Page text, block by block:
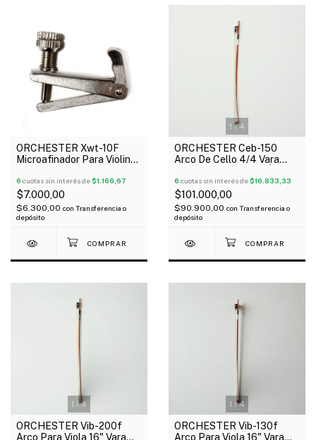
ORCHESTER Xwt-10F
Microafinador Para Violin
6 cuotas sin interés de$1.166,67
$7.000,00
$6.300,00 con Transferencia o
depósito
1 /4
ORCHESTER Ceb-150
Arco De Cello 4/4 Vara
6 cuotas sin interés de$16.833,33
$101.000,00
$90.900,00 con Transferencia o
depósito
1 /4
ORCHESTER Vib-200f
Arco Para Viola 16" Vara
1 /4
ORCHESTER Vib-130f
Arco Para Viola 16" Vara